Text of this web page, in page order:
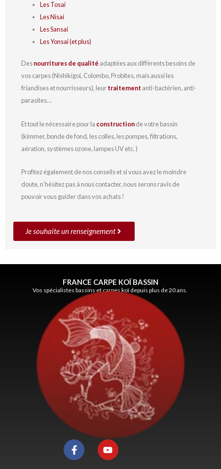
Les Tosai
Les Nisai
Les Sansai
Les Yonsai (et plus)
Desnourritures de qualité adaptées aux différents besoins de
vos carpes (Nishikigoi, Colombo, Probites, mais aussi les
friandises et nourrisseurs), leurtraitement anti-bactérien, anti-
parasites…
Et tout le nécessaire pour la constructionde votre bassin
(kimmer, bonde de fond, les colles, les pompes, filtrations,
aération, systèmes ozone, lampes UV etc. )
Profitez également de nos conseils et si vous avez le moindre
doute, n’hésitez pas à nous contacter, nous serons ravis de
pouvoir vous guider dans vos achats !
Je souhaite un renseignement
FRANCE CARPE KOÏ BASSIN
Vos spécialistes bassins et carpes koï depuis plus de 20 ans.
F
a
c
Y
o
u